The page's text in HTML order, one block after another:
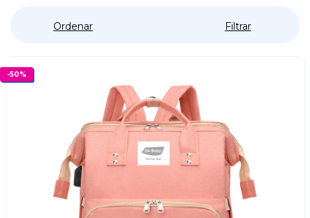
Ordenar Filtrar
-50%